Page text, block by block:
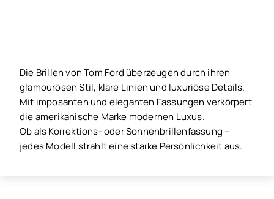
Die Brillen von Tom Ford überzeugen durch ihren
glamourösen Stil, klare Linien und luxuriöse Details.
Mit imposanten und eleganten Fassungen verkörpert
die amerikanische Marke modernen Luxus.
Ob als Korrektions- oder Sonnenbrillenfassung –
jedes Modell strahlt eine starke Persönlichkeit aus.